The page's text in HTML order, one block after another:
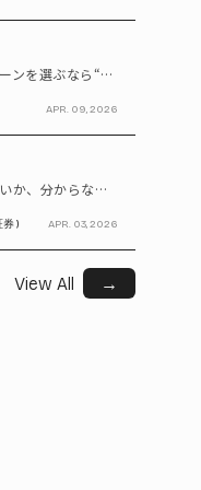
これから住宅ローンを選ぶなら“固定vs変動”どちらが正解? 9割が利用したいと答えた「いま決めなくてもいい」ローンとは!?
APR. 09, 2026
「何が分からないか、分からない」から卒業！ SBIネオトレード証券で学ぶ、はじめての資産形成
) APR. 03, 2026
View All →